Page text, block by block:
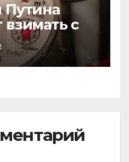
Путина
взимать с
ЖКХ